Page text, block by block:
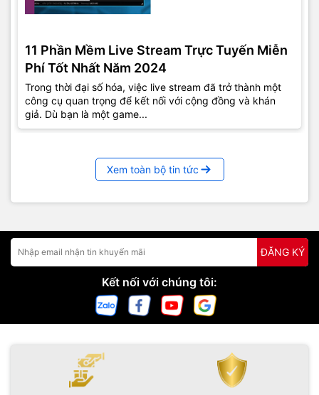
11 Phần Mềm Live Stream Trực Tuyến Miễn
Phí Tốt Nhất Năm 2024
Trong thời đại số hóa, việc live stream đã trở thành một
công cụ quan trọng để kết nối với cộng đồng và khán
giả. Dù bạn là một game...
Xem toàn bộ tin tức
ĐĂNG KÝ
Kết nối với chúng tôi: